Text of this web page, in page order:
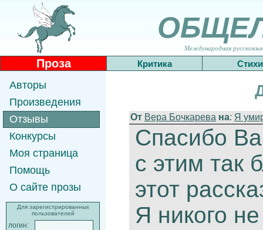
Международная
Проза Критика Стихи
Авторы
Произведения
Отзывы
Конкурсы
Моя страница
Помощь
О сайте прозы
Для зарегистрированных
пользователей
логин:
От Вера Бочкарева на: Я
Спасибо
с этим так
этот
Я никого